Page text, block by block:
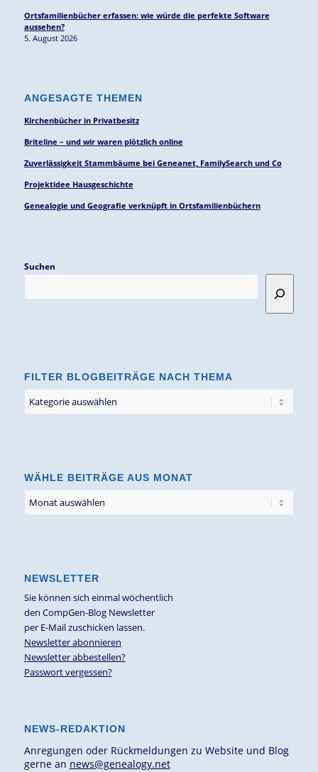
Ortsfamilienbücher erfassen: wie würde die perfekte Software
aussehen?
5. August 2026
ANGESAGTE THEMEN
Kirchenbücher in Privatbesitz
Briteline – und wir waren plötzlich online
Zuverlässigkeit Stammbäume bei Geneanet, FamilySearch und Co
Projektidee Hausgeschichte
Genealogie und Geografie verknüpft in Ortsfamilienbüchern
Suchen
FILTER BLOGBEITRÄGE NACH THEMA
Blogbeiträge
WÄHLE BEITRÄGE AUS MONAT
NEWSLETTER
Sie können sich einmal wöchentlich
den CompGen-Blog Newsletter
per E-Mail zuschicken lassen.
Newsletter abonnieren
Newsletter abbestellen?
Passwort vergessen?
NEWS-REDAKTION
Anregungen oder Rückmeldungen zu Website und Blog
gerne an news@genealogy.net